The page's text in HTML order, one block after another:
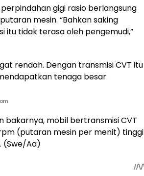
gigi rasio berlangsung
mesin. “Bahkan saking
itu tidak terasa oleh pengemudi,”
rendah. Dengan transmisi CVT itu
tenaga besar.
bakarnya, mobil bertransmisi CVT
(putaran mesin per menit) tinggi
(Swe/Aa)